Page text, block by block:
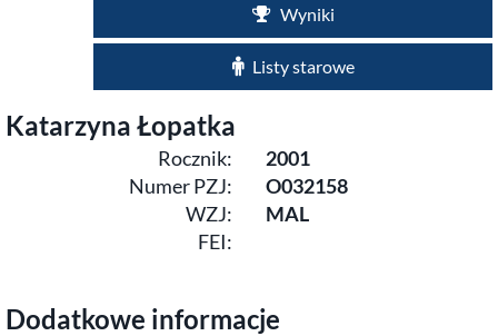
Wyniki
Listy starowe
Katarzyna Łopatka
Rocznik:
2001
Numer PZJ:
O032158
WZJ:
MAL
FEI:
Dodatkowe informacje